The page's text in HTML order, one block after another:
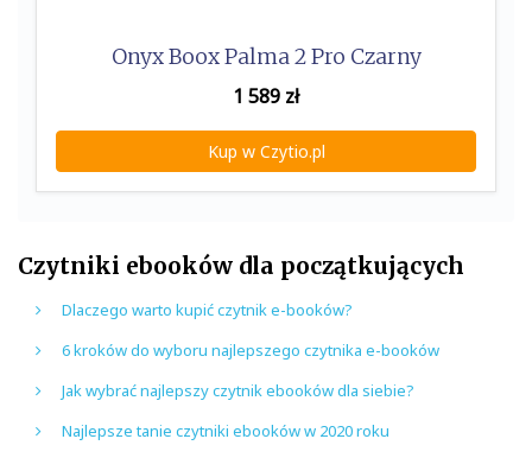
Onyx Boox Palma 2 Pro Czarny
1 589 zł
Kup w Czytio.pl
Czytniki ebooków dla początkujących
Dlaczego warto kupić czytnik e-booków?
6 kroków do wyboru najlepszego czytnika e-booków
Jak wybrać najlepszy czytnik ebooków dla siebie?
Najlepsze tanie czytniki ebooków w 2020 roku